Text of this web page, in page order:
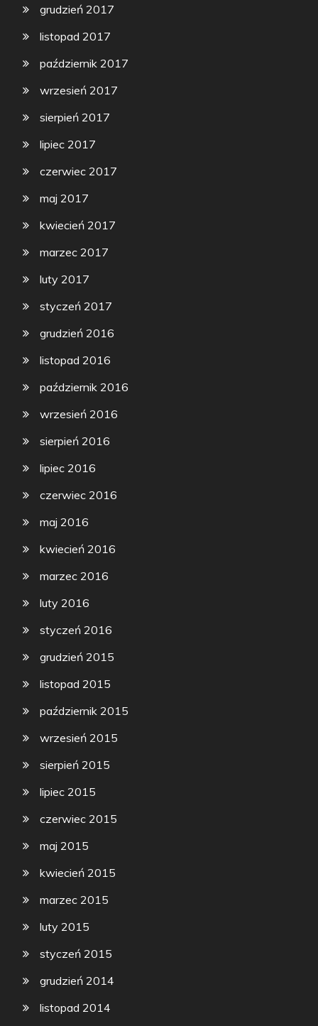
grudzień 2017
listopad 2017
październik 2017
wrzesień 2017
sierpień 2017
lipiec 2017
czerwiec 2017
maj 2017
kwiecień 2017
marzec 2017
luty 2017
styczeń 2017
grudzień 2016
listopad 2016
październik 2016
wrzesień 2016
sierpień 2016
lipiec 2016
czerwiec 2016
maj 2016
kwiecień 2016
marzec 2016
luty 2016
styczeń 2016
grudzień 2015
listopad 2015
październik 2015
wrzesień 2015
sierpień 2015
lipiec 2015
czerwiec 2015
maj 2015
kwiecień 2015
marzec 2015
luty 2015
styczeń 2015
grudzień 2014
listopad 2014